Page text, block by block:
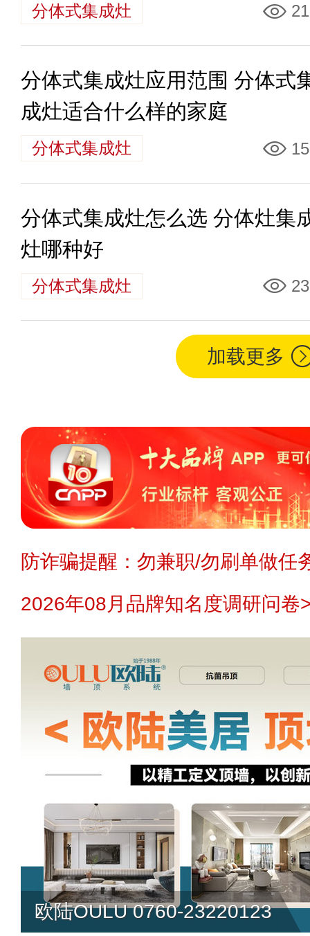
分体式集成灶
分体式集成灶应用范围 分体式
成灶适合什么样的家庭
分体式集成灶
分体式集成灶怎么选 分体灶集
灶哪种好
分体式集成灶
加载更多
防诈骗提醒：勿兼职/勿刷单做任
2026年08月品牌知名度调研问卷
欧陆OULU 0760-23220123